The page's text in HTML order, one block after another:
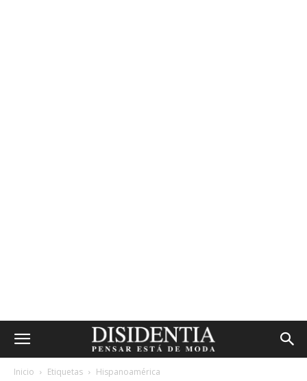
Inicio Etiquetas Hispanoamérica